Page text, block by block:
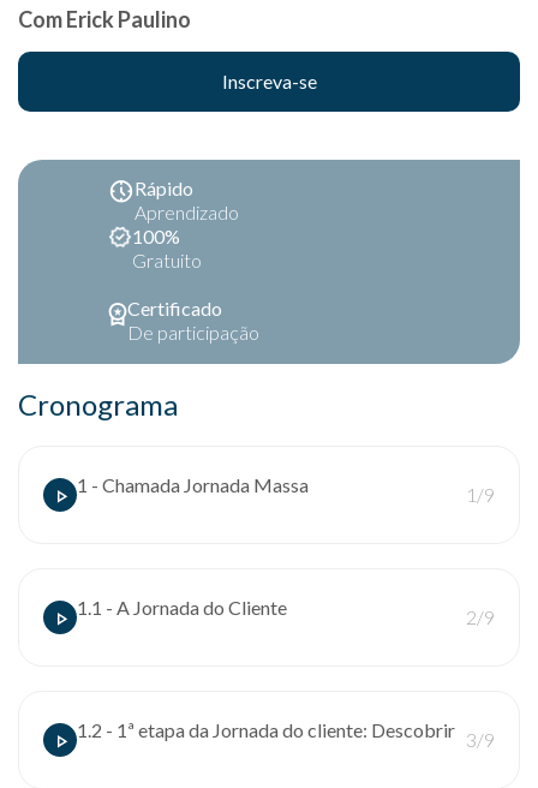
Com Erick Paulino
Inscreva-se
Rápido
Aprendizado
100%
Gratuito
Certificado
De participação
Cronograma
1 - Chamada Jornada Massa 1/9
1.1 - A Jornada do Cliente 2/9
1.2 - 1ª etapa da Jornada do cliente: Descobrir 3/9